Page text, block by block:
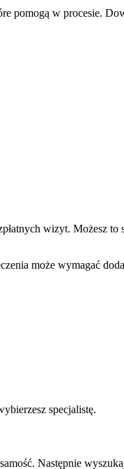
pomogą w procesie.
wizyt. Możesz
może wymagać
specjalistę.
Następnie